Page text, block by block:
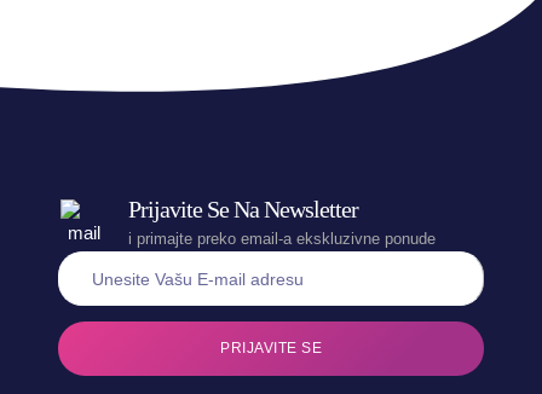
Prijavite Se Na Newsletter
i primajte preko email-a ekskluzivne ponude